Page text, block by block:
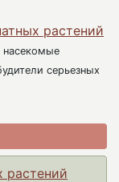
растений
насекомые
серьезных
растений